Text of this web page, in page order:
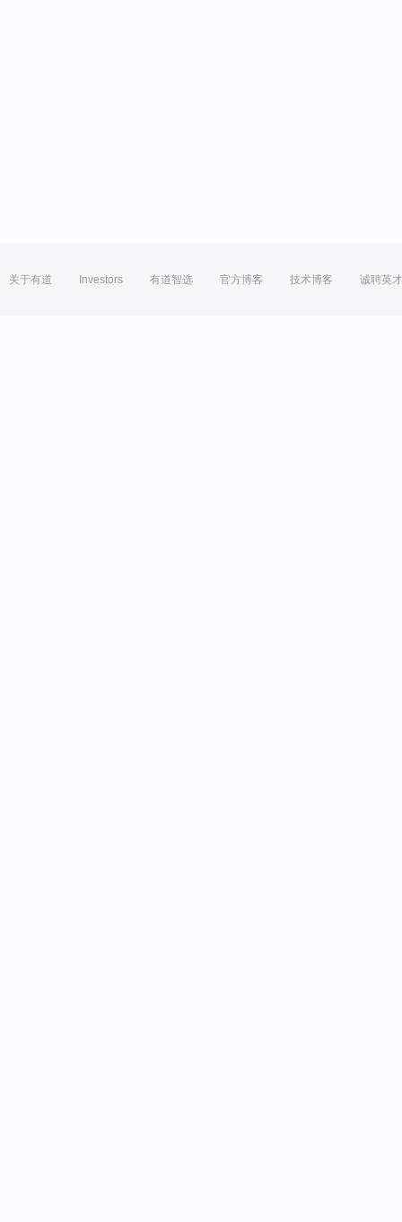
关于有道 Investors 有道智选 官方博客 技术博客 诚聘英才